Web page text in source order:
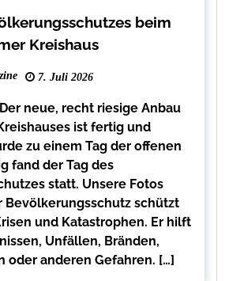
beim
Kreishaus
7. Juli 2026
neue, recht riesige Anbau
ist fertig und
zu einem Tag der offenen
fand der Tag des
statt. Unsere Fotos
Bevölkerungsschutz schützt
und Katastrophen. Er hilft
Unfällen, Bränden,
oder anderen Gefahren. […]